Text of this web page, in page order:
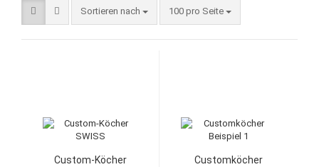
Sortieren nach 100 pro Seite
Custom-Köcher
Customköcher